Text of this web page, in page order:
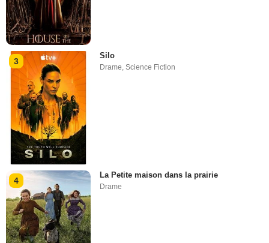
3
Silo
Drame,Science Fiction
4
La Petite maison dans la prairie
Drame